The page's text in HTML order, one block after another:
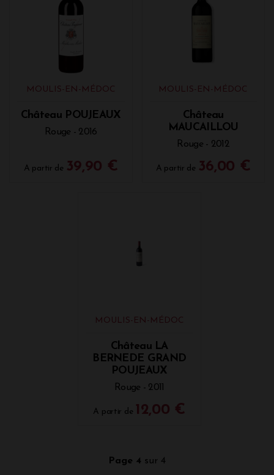
MOULIS-EN-MÉDOC
Château POUJEAUX
Rouge - 2016
A partir de 39,90 €
MOULIS-EN-MÉDOC
Château
MAUCAILLOU
Rouge - 2012
A partir de 36,00 €
MOULIS-EN-MÉDOC
Château LA
BERNEDE GRAND
POUJEAUX
Rouge - 2011
A partir de 12,00 €
Page 4 sur 4